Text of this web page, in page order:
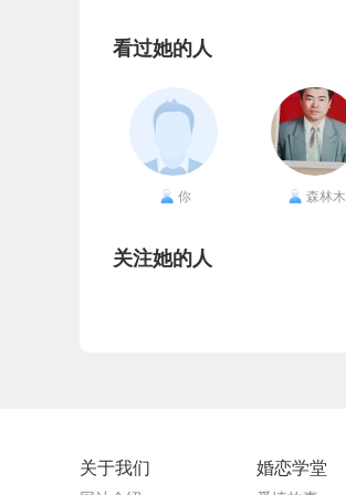
看过她的人
你 森林木
关注她的人
关于我们 婚恋学堂